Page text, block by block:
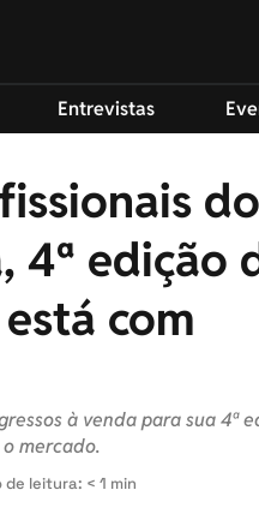
Entrevistas
do
4ª edição
com
à venda para sua 4ª
mercado.
de leitura: < 1 min